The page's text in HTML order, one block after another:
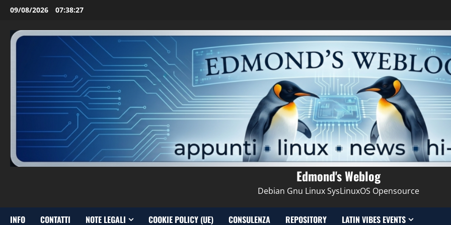
Vai
contenuto
09/08/2026 07:38:28
Edmond's Weblog
Debian Gnu Linux SysLinuxOS Opensource
INFO CONTATTI NOTE LEGALI COOKIE POLICY (UE) CONSULENZA REPOSITORY LATIN VIBES EVENTS